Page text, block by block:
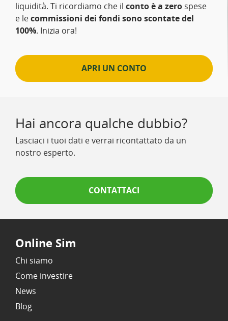
liquidità. Ti ricordiamo che il conto è a zero spese
e lecommissioni dei fondi sono scontate del
100%. Inizia ora!
APRI UN CONTO
Hai ancora qualche dubbio?
Lasciaci i tuoi dati e verrai ricontattato da un
nostro esperto.
CONTATTACI
Online Sim
Chi siamo
Come investire
News
Blog